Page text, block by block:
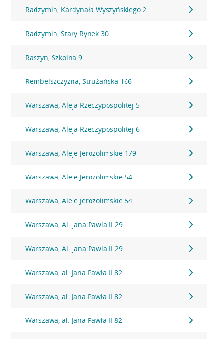
Radzymin, Kardynała Wyszyńskiego 2
Radzymin, Stary Rynek 30
Raszyn, Szkolna 9
Rembelszczyzna, Strużańska 166
Warszawa, Aleja Rzeczypospolitej 5
Warszawa, Aleja Rzeczypospolitej 6
Warszawa, Aleje Jerozolimskie 179
Warszawa, Aleje Jerozolimskie 54
Warszawa, Aleje Jerozolimskie 54
Warszawa, Al. Jana Pawla II 29
Warszawa, Al. Jana Pawla II 29
Warszawa, al. Jana Pawła II 82
Warszawa, al. Jana Pawła II 82
Warszawa, al. Jana Pawła II 82